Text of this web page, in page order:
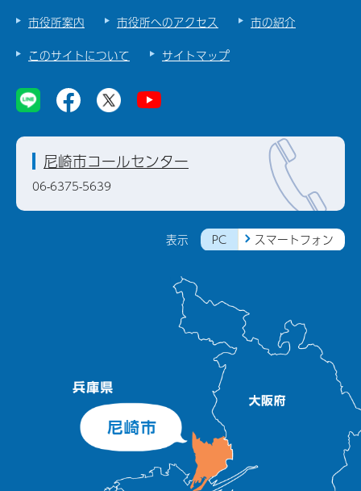
市役所案内 市役所へのアクセス
市の紹介
このサイトについて
サイトマップ
表示 PC スマートフォン
尼崎市コールセンター
06-6375-5639